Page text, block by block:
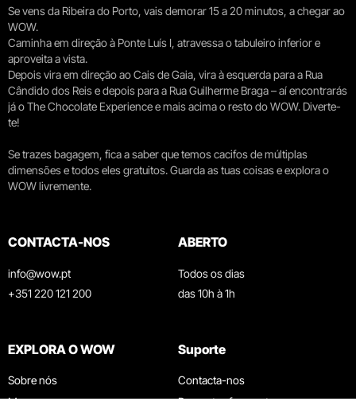
Se vens da Ribeira do Porto, vais demorar 15 a 20 minutos, a chegar ao
WOW.
Caminha em direção à Ponte Luís I, atravessa o tabuleiro inferior e
aproveita a vista.
Depois vira em direção ao Cais de Gaia, vira à esquerda para a Rua
Cândido dos Reis e depois para a Rua Guilherme Braga – aí encontrarás
já o The Chocolate Experience e mais acima o resto do WOW. Diverte-
te!
Se trazes bagagem, fica a saber que temos cacifos de múltiplas
dimensões e todos eles gratuitos. Guarda as tuas coisas e explora o
WOW livremente.
CONTACTA-NOS
info@wow.pt
+351 220 121 200
ABERTO
Todos os dias
das 10h à 1h
EXPLORA O WOW
Sobre nós
Museus
Suporte
Contacta-nos
Perguntas frequentes